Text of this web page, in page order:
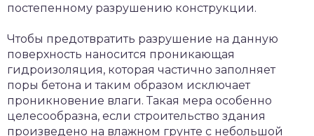
постепенному разрушению конструкции.
Чтобы предотвратить разрушение на данную
поверхность наносится проникающая
гидроизоляция, которая частично заполняет
поры бетона и таким образом исключает
проникновение влаги. Такая мера особенно
целесообразна, если строительство здания
произведено на влажном грунте с небольшой